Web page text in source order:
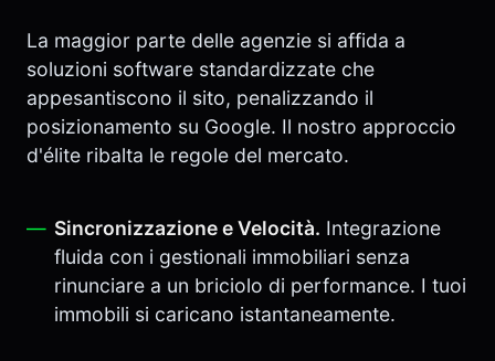
La maggior parte delle agenzie si affida a
soluzioni software standardizzate che
appesantiscono il sito, penalizzando il
posizionamento su Google. Il nostro approccio
d'élite ribalta le regole del mercato.
Sincronizzazione e Velocità. Integrazione
fluida con i gestionali immobiliari senza
rinunciare a un briciolo di performance. I tuoi
immobili si caricano istantaneamente.